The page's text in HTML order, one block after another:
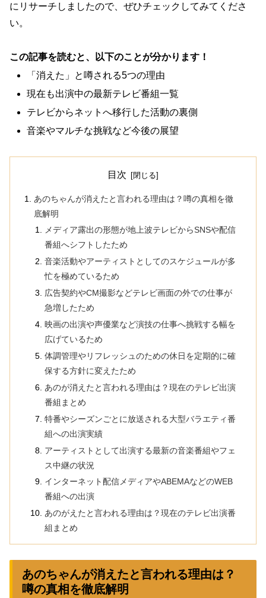
にリサーチしましたので、ぜひチェックしてみてくださ
い。
この記事を読むと、以下のことが分かります！
「消えた」と噂される5つの理由
現在も出演中の最新テレビ番組一覧
テレビからネットへ移行した活動の裏側
音楽やマルチな挑戦など今後の展望
目次
あのちゃんが消えたと言われる理由は？噂の真相を徹
底解明
メディア露出の形態が地上波テレビからSNSや配信
番組へシフトしたため
音楽活動やアーティストとしてのスケジュールが多
忙を極めているため
広告契約やCM撮影などテレビ画面の外での仕事が
急増したため
映画の出演や声優業など演技の仕事へ挑戦する幅を
広げているため
体調管理やリフレッシュのための休日を定期的に確
保する方針に変えたため
あのが消えたと言われる理由は？現在のテレビ出演
番組まとめ
特番やシーズンごとに放送される大型バラエティ番
組への出演実績
アーティストとして出演する最新の音楽番組やフェ
ス中継の状況
インターネット配信メディアやABEMAなどのWEB
番組への出演
あのがえたと言われる理由は？現在のテレビ出演番
組まとめ
あのちゃんが消えたと言われる理由は？
噂の真相を徹底解明